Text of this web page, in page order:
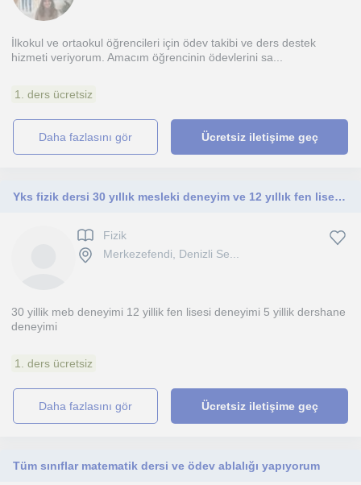
İlkokul ve ortaokul öğrencileri için ödev takibi ve ders destek
hizmeti veriyorum. Amacım öğrencinin ödevlerini sa...
1. ders ücretsiz
daha fazlasını gör Ücretsiz iletişime geç
Yks fizik dersi 30 yıllık mesleki deneyim ve 12 yıllık fen lisesi ve 5 yıllık dershane deneyimi
Fizik
Merkezefendi, Denizli Se...
30 yillik meb deneyimi 12 yillik fen lisesi deneyimi 5 yillik dershane
deneyimi
1. ders ücretsiz
daha fazlasını gör Ücretsiz iletişime geç
Tüm sınıflar matematik dersi ve ödev ablalığı yapıyorum